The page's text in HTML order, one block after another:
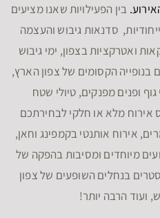
בין הפעילויות שאנו מציעים
סדנאות גיבוש והעצמה
ואטרקציות בצפון, ימי גיבוש
בנופייה הקסומים של צפון הארץ,
ופנים מפנקים, טיולי שטח
אירוח מלא או חלקי לבחירתכם
אירוח אותנטי בקמפינג וחאן,
מיוחדים ומסיבות בהפקה של
בנחלים השופעים של צפון
ועוד הרבה יותר!